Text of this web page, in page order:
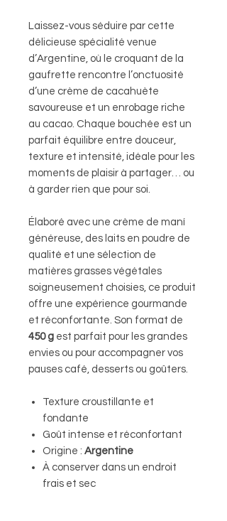
Laissez-vous séduire par cette
délicieuse spécialité venue
d’Argentine, où le croquant de la
gaufrette rencontre l’onctuosité
d’une crème de cacahuète
savoureuse et un enrobage riche
au cacao. Chaque bouchée est un
parfait équilibre entre douceur,
texture et intensité, idéale pour les
moments de plaisir à partager… ou
à garder rien que pour soi.
Élaboré avec une crème de maní
généreuse, des laits en poudre de
qualité et une sélection de
matières grasses végétales
soigneusement choisies, ce produit
offre une expérience gourmande
et réconfortante. Son format de
450 g est parfait pour les grandes
envies ou pour accompagner vos
pauses café, desserts ou goûters.
Texture croustillante et
fondante
Goût intense et réconfortant
Origine : Argentine
À conserver dans un endroit
frais et sec